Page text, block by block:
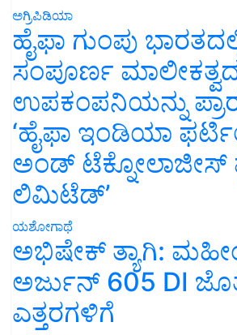
ಅಗ್ರಿಪಿಡಿಯಾ
ಹೈಫಾ ಗುಂಪು
ಸಂಪೂರ್ಣ
ಉಪಕಂಪನಿಯನ್ನು
‘ಹೈಫಾ ಇಂಡಿಯಾ
ಅಂಡ್ ಟೆಕ್ನೋಲಾಜೀಸ್
ಲಿಮಿಟೆಡ್’
ಯಶೋಗಾಥೆ
ಅಭಿಷೇಕ್ ತ್ಯಾಗಿ:
ಅರ್ಜುನ್ 605 DI
ಎತ್ತರಗಳಿಗೆ